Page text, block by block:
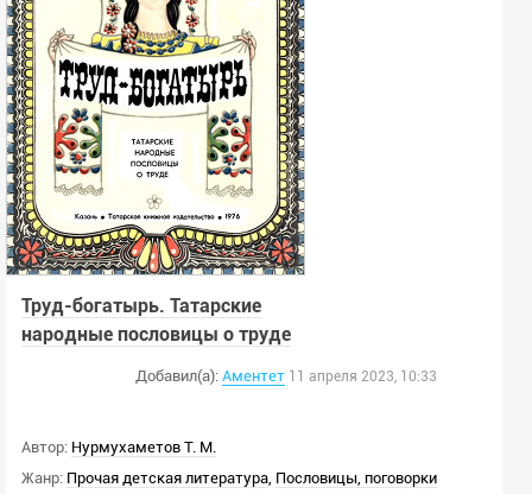
Труд-богатырь. Татарские
народные пословицы о труде
Добавил(а): Аментет 11 апреля 2023, 10:33
Автор: Нурмухаметов Т. М.
Жанр: Прочая детская литература Пословицы, поговорки